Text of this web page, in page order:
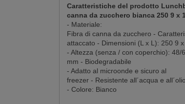
Caratteristiche del prodotto
canna da zucchero bianca 250 9 x
- Materiale:
Fibra di canna da zucchero -
attaccato - Dimensioni (L x L): 250 9
- Altezza (senza / con coperchio): 48/
mm - Biodegradabile
- Adatto al microonde e sicuro al
freezer - Resistente all´acqua e all´olio
- Colore: Bianco